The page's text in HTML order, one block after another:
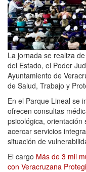
La jornada se realiza
del Estado, el Poder
Ayuntamiento de
de Salud, Trabajo y
En el Parque Lineal se
ofrecen consultas
psicológica, orientación
acercar servicios
situación de
El cargo Más de 3 mil
con Veracruzana